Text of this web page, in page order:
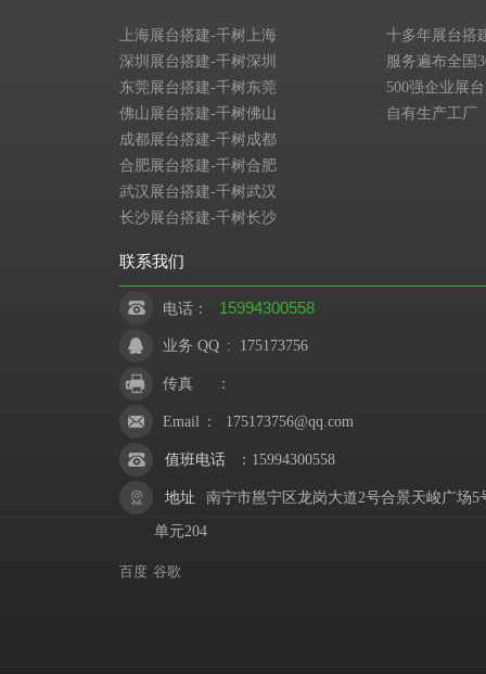
上海展台搭建-千树上海
深圳展台搭建-千树深圳
东莞展台搭建-千树东莞
佛山展台搭建-千树佛山
成都展台搭建-千树成都
合肥展台搭建-千树合肥
武汉展台搭建-千树武汉
长沙展台搭建-千树长沙
十多年展台搭
服务遍布全国
500强企业展
自有生产工厂
联系我们
电话： 15994300558
业务 QQ : 175173756
传真 ：
Email ： 175173756@qq.com
值班电话 ： 15994300558
地址 南宁市邕宁区龙岗大道2号合景天峻广场5
单元204
百度 谷歌